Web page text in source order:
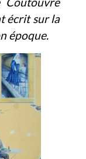
écrit sur la
époque.